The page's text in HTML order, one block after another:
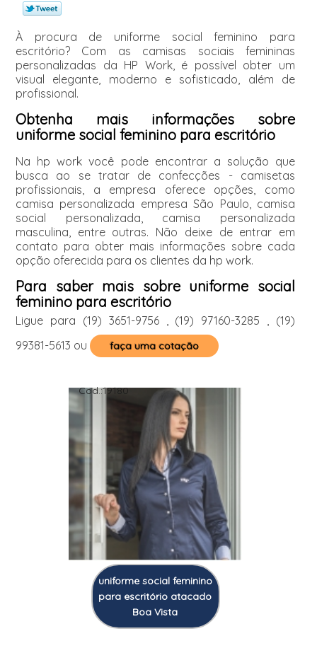
À procura de uniforme social feminino para
escritório? Com as camisas sociais femininas
personalizadas da HP Work, é possível obter um
visual elegante, moderno e sofisticado, além de
profissional.
Obtenha mais informações sobre
uniforme social feminino para escritório
Na hp work você pode encontrar a solução que
busca ao se tratar de confecções - camisetas
profissionais, a empresa oferece opções, como
camisa personalizada empresa São Paulo, camisa
social personalizada, camisa personalizada
masculina, entre outras. Não deixe de entrar em
contato para obter mais informações sobre cada
opção oferecida para os clientes da hp work.
Para saber mais sobre uniforme social
feminino para escritório
Ligue para (19) 3651-9756, (19) 97160-3285 , (19)
99381-5613 ou faça uma cotação
Cod.:19180
uniforme social feminino
para escritório atacado
Boa Vista